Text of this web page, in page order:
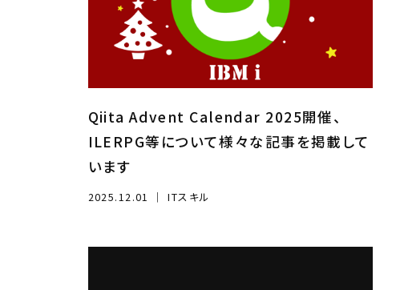
Qiita Advent Calendar 2025開催、
ILERPG等について様々な記事を掲載して
います
2025.12.01 ｜ITスキル